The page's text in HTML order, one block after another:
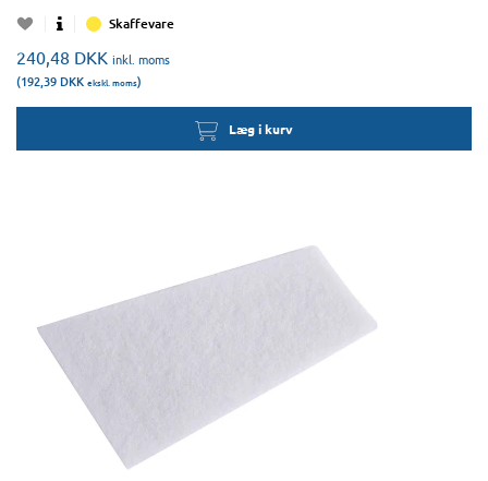
Skaffevare
240,48 DKK inkl. moms
(192,39 DKK ekskl. moms)
Læg i kurv